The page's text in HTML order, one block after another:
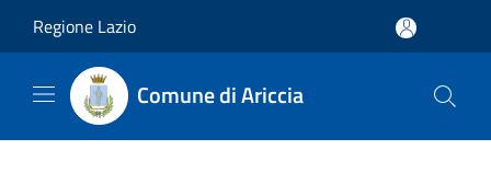
Regione Lazio
Comune di Ariccia